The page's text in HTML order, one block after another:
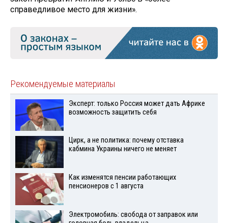
справедливое место для жизни».
Рекомендуемые материалы
Эксперт: только Россия может дать Африке
возможность защитить себя
Цирк, а не политика: почему отставка
кабмина Украины ничего не меняет
Как изменятся пенсии работающих
пенсионеров с 1 августа
Электромобиль: свобода от заправок или